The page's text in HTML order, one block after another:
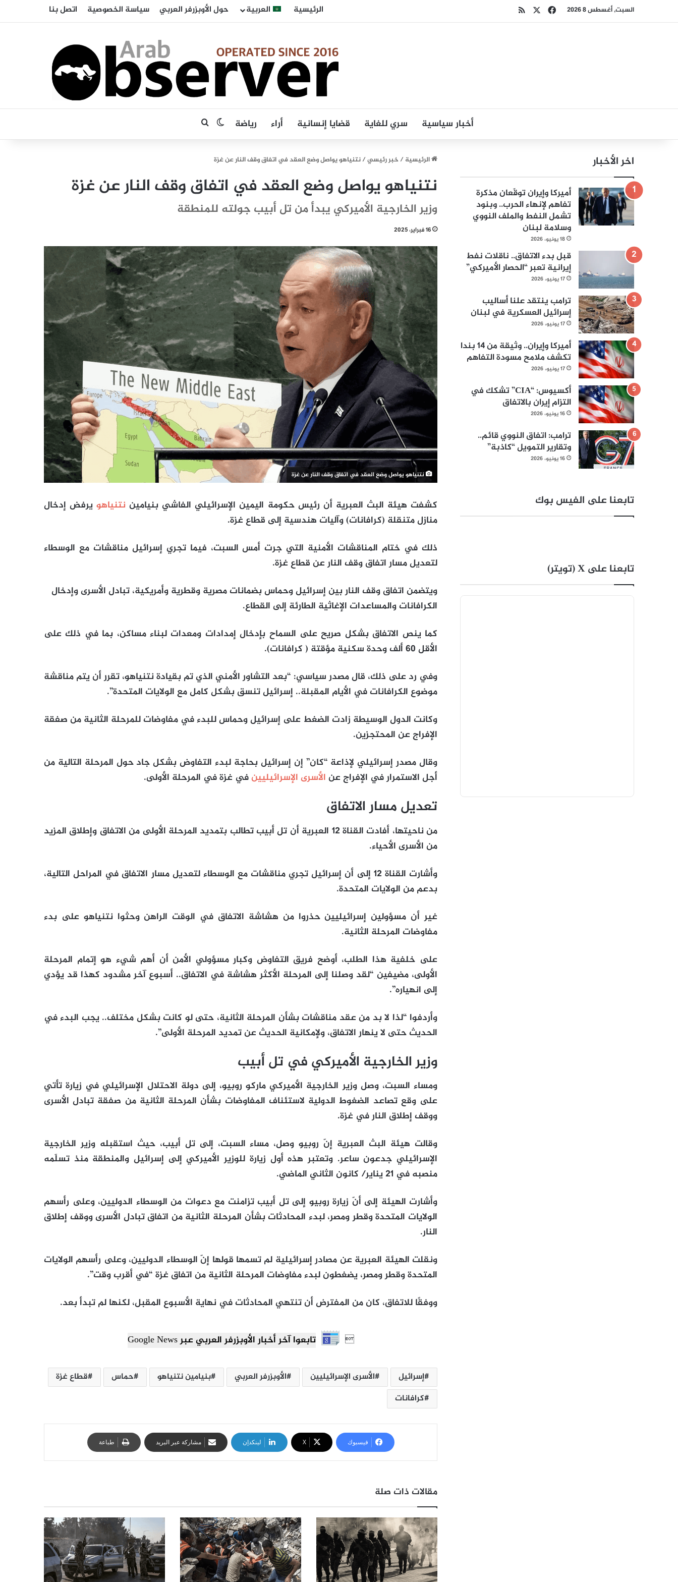
السبت, أغسطس 8 2026 فيسبوك الرئيسية العربية حول الأوبزرفر العربي سياسة الخصوصية اتصل بنا
أخبار سياسية سري للغاية قضايا إنسانية أراء رياضة الوضع المظلم
الرئيسية/خبر رئيسي/نتنياهو يواصل وضع العقد في اتفاق وقف النار عن غزة
نتنياهو يواصل وضع العقد في اتفاق وقف النار عن غزة
وزير الخارجية الأميركي يبدأ من تل أبيب جولته للمنطقة
16 فبراير، 2025
نتنياهو يواصل وضع العقد في اتفاق وقف النار عن غزة
كشفت هيئة البث العبرية أن رئيس حكومة اليمين الإسرائيلي الفاشي بنيامين نتنياهويرفض إدخال
منازل متنقلة (كرافانات) وآليات هندسية إلى قطاع غزة.
ذلك في ختام المناقشات الأمنية التي جرت أمس السبت، فيما تجري إسرائيل مناقشات مع الوسطاء
لتعديل مسار اتفاق وقف النار عن قطاع غزة.
ويتضمن اتفاق وقف النار بين إسرائيل وحماس بضمانات مصرية وقطرية وأمريكية، تبادل الأسرى وإدخال
الكرافانات والمساعدات الإغاثية الطارئة إلى القطاع.
كما ينص الاتفاق بشكل صريح على السماح بإدخال إمدادات ومعدات لبناء مساكن، بما في ذلك على
الأقل 60 ألف وحدة سكنية مؤقتة ( كرافانات).
وفي رد على ذلك، قال مصدر سياسي: “بعد التشاور الأمني الذي تم بقيادة نتنياهو، تقرر أن يتم مناقشة
موضوع الكرافانات في الأيام المقبلة.. إسرائيل تنسق بشكل كامل مع الولايات المتحدة”.
وكانت الدول الوسيطة زادت الضغط على إسرائيل وحماس للبدء في مفاوضات للمرحلة الثانية من صفقة
الإفراج عن المحتجزين.
وقال مصدر إسرائيلي لإذاعة “كان” إن إسرائيل بحاجة لبدء التفاوض بشكل جاد حول المرحلة التالية من
أجل الاستمرار في الإفراج عن الأسرى الإسرائيليينفي غزة في المرحلة الأولى.
تعديل مسار الاتفاق
من ناحيتها، أفادت القناة 12 العبرية أن تل أبيب تطالب بتمديد المرحلة الأولى من الاتفاق وإطلاق المزيد
من الأسرى الأحياء.
وأشارت القناة 12 إلى أن إسرائيل تجري مناقشات مع الوسطاء لتعديل مسار الاتفاق في المراحل التالية،
بدعم من الولايات المتحدة.
غير أن مسؤولين إسرائيليين حذروا من هشاشة الاتفاق في الوقت الراهن وحثوا نتنياهو على بدء
مفاوضات المرحلة الثانية.
على خلفية هذا الطلب، أوضح فريق التفاوض وكبار مسؤولي الأمن أن أهم شيء هو إتمام المرحلة
الأولى، مضيفين “لقد وصلنا إلى المرحلة الأكثر هشاشة في الاتفاق.. أسبوع آخر مشدود كهذا قد يؤدي
إلى انهياره”.
وأردفوا “لذا لا بد من عقد مناقشات بشأن المرحلة الثانية، حتى لو كانت بشكل مختلف.. يجب البدء في
الحديث حتى لا ينهار الاتفاق، ولإمكانية الحديث عن تمديد المرحلة الأولى”.
وزير الخارجية الأميركي في تل أبيب
ومساء السبت، وصل وزير الخارجية الأميركي ماركو روبيو، إلى دولة الاحتلال الإسرائيلي في زيارة تأتي
على وقع تصاعد الضغوط الدولية لاستئناف المفاوضات بشأن المرحلة الثانية من صفقة تبادل الأسرى
ووقف إطلاق النار في غزة.
وقالت هيئة البث العبرية إنّ روبيو وصل، مساء السبت، إلى تل أبيب، حيث استقبله وزير الخارجية
الإسرائيلي جدعون ساعر. وتعتبر هذه أول زيارة للوزير الأميركي إلى إسرائيل والمنطقة منذ تسلّمه
منصبه في 21 يناير/ كانون الثاني الماضي.
وأشارت الهيئة إلى أنّ زيارة روبيو إلى تل أبيب تزامنت مع دعوات من الوسطاء الدوليين، وعلى رأسهم
الولايات المتحدة وقطر ومصر، لبدء المحادثات بشأن المرحلة الثانية من اتفاق تبادل الأسرى ووقف إطلاق
النار.
ونقلت الهيئة العبرية عن مصادر إسرائيلية لم تسمها قولها إنّ الوسطاء الدوليين، وعلى رأسهم الولايات
المتحدة وقطر ومصر، يضغطون لبدء مفاوضات المرحلة الثانية من اتفاق غزة “في أقرب وقت”.
ووفقًا للاتفاق، كان من المفترض أن تنتهي المحادثات في نهاية الأسبوع المقبل، لكنها لم تبدأ بعد.
 تابعوا آخر أخبار الأوبزرفر العربي عبر Google News
إسرائيل الأسرى الإسرائيليين الأوبزرفر العربي بنيامين نتنياهو حماس
قطاع غزة
كرافانات
فيسبوك ‫X لينكدإن مشاركة عبر البريد طباعة
مقالات ذات صلة
اخر الأخبار
أميركا وإيران توقّعان مذكرة
تفاهم لإنهاء الحرب.. وبنود
تشمل النفط والملف النووي
وسلامة لبنان
18 يونيو، 2026
قبل بدء الاتفاق.. ناقلات نفط
إيرانية تعبر “الحصار الأميركي”
17 يونيو، 2026
ترامب ينتقد علنا أساليب
إسرائيل العسكرية في لبنان
17 يونيو، 2026
أميركا وإيران.. وثيقة من 14 بندا
تكشف ملامح مسودة التفاهم
17 يونيو، 2026
أكسيوس: “CIA” تشكك في
التزام إيران بالاتفاق
16 يونيو، 2026
ترامب: اتفاق النووي قائم..
وتقارير التمويل “كاذبة”
16 يونيو، 2026
تابعنا على الفيس بوك
تابعنا على X (تويتر)